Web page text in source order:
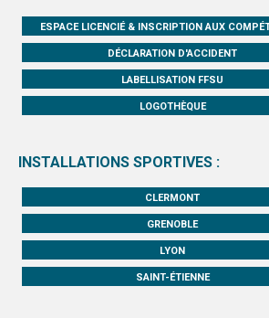
ESPACE LICENCIÉ & INSCRIPTION AUX
DÉCLARATION D'ACCIDENT
LABELLISATION FFSU
LOGOTHÈQUE
INSTALLATIONS SPORTIVES :
CLERMONT
GRENOBLE
LYON
SAINT-ÉTIENNE